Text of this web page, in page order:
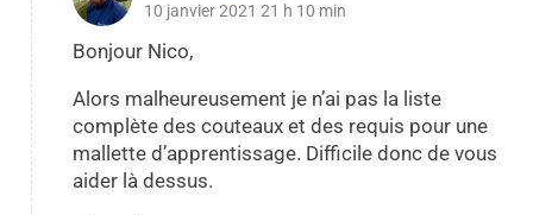
10 janvier 2021 21 h 10 min
Bonjour Nico,
Alors malheureusement je n’ai pas la liste
complète des couteaux et des requis pour une
mallette d’apprentissage. Difficile donc de vous
aider là dessus.